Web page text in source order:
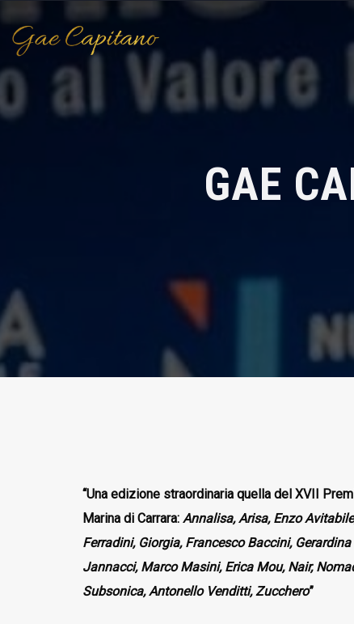
GAE
“Una edizione straordinaria quella del XVII
Marina di Carrara: Annalisa, Arisa, Enzo
Ferradini, Giorgia, Francesco Baccini,
Jannacci, Marco Masini, Erica Mou, Nair,
Subsonica, Antonello Venditti, Zucchero”